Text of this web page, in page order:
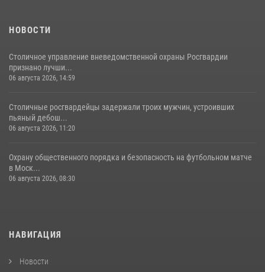
НОВОСТИ
Столичное управление вневедомственной охраны Росгвардии
признано лучши...
06 августа 2026, 14:59
Столичные росгвардейцы задержали троих мужчин, устроивших
пьяный дебош...
06 августа 2026, 11:20
Охрану общественного порядка и безопасность на футбольном матче
в Моск...
06 августа 2026, 08:30
НАВИГАЦИЯ
Новости